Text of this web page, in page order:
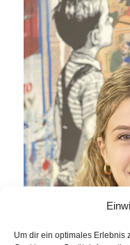
Um dir ein optimales Erlebnis